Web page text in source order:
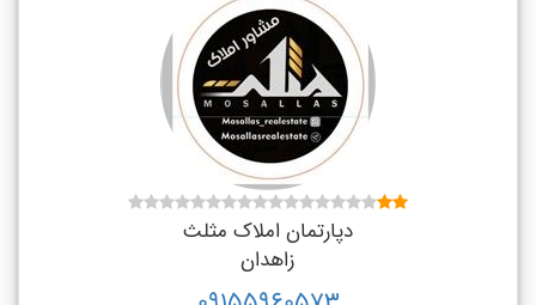
دپارتمان املاک مثلث
زاهدان